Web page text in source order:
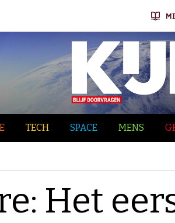
TECH SPACE MENS
Het